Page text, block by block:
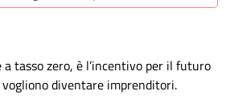
a tasso zero, è l’incentivo per il futuro
diventare imprenditori.